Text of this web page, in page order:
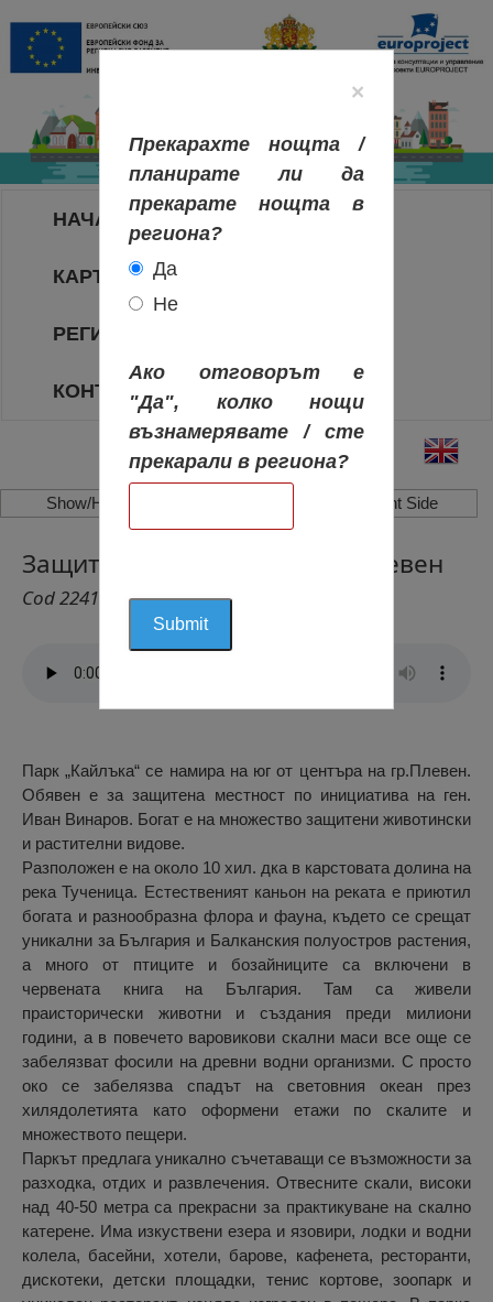
НАЧАЛО
КАРТА НА РЕГИОНИТЕ
РЕГИОНИ
КОНТАКТИ
Show/Hide Left Side Show/Hide Right Side
Защитена Зона „Кайлъка“, Плевен
Cod 2241
Парк „Кайлъка“ се намира на юг от центъра на гр.Плевен.
Обявен е за защитена местност по инициатива на ген.
Иван Винаров. Богат е на множество защитени животински
и растителни видове.
Разположен е на около 10 хил. дка в карстовата долина на
река Тученица. Естественият каньон на реката е приютил
богата и разнообразна флора и фауна, където се срещат
уникални за България и Балканския полуостров растения,
а много от птиците и бозайниците са включени в
червената книга на България. Там са живели
праисторически животни и създания преди милиони
години, а в повечето варовикови скални маси все още се
забелязват фосили на древни водни организми. С просто
око се забелязва спадът на световния океан през
хилядолетията като оформени етажи по скалите и
множеството пещери.
Паркът предлага уникално съчетаващи се възможности за
разходка, отдих и развлечения. Отвесните скали, високи
над 40-50 метра са прекрасни за практикуване на скално
катерене. Има изкуствени езера и язовири, лодки и водни
колела, басейни, хотели, барове, кафенета, ресторанти,
дискотеки, детски площадки, тенис кортове, зоопарк и
×
Прекарахте нощта /
планирате ли да
прекарате нощта в
региона?
Да
Не
Ако отговорът е
"Да", колко нощи
възнамерявате / сте
прекарали в региона?